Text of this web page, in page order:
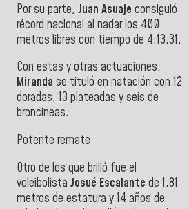
Por su parte, Juan Asuaje consiguió
récord nacional al nadar los 400
metros libres con tiempo de 4:13.31.
Con estas y otras actuaciones,
Miranda se tituló en natación con 12
doradas, 13 plateadas y seis de
broncíneas.
Potente remate
Otro de los que brilló fue el
voleibolista Josué Escalante de 1.81
metros de estatura y 14 años de